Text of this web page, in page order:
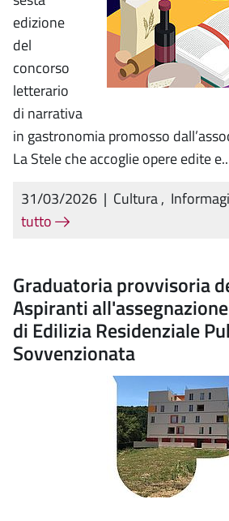
edizione
del
concorso
letterario
di narrativa
in gastronomia promosso
La Stele che accoglie opere edite
31/03/2026 | Cultura,
tutto
Graduatoria provvisoria
Aspiranti
di Edilizia Residenziale
Sovvenzionata